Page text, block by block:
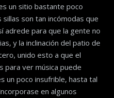
un sitio bastante poco
son tan incómodas que
adrede para que la gente no
y la inclinación del patio de
unido esto a que el
para ver música puede
un poco insufrible, hasta tal
en algunos